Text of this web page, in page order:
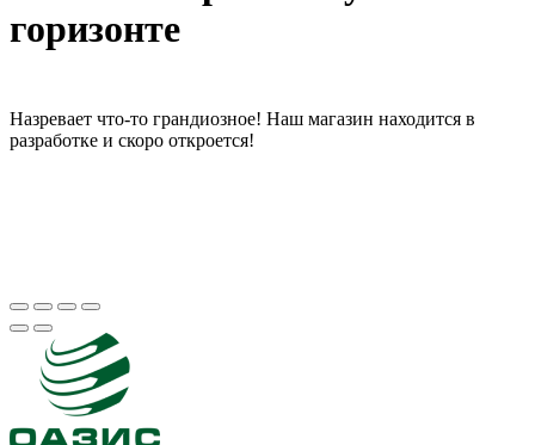
горизонте
Назревает что-то грандиозное! Наш магазин находится в
разработке и скоро откроется!